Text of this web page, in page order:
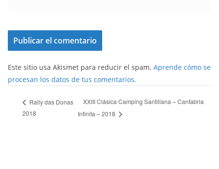
Este sitio usa Akismet para reducir el spam. Aprende cómo se
procesan los datos de tus comentarios.
Rally das Donas
2018
XXIII Clásica Camping Santillana – Cantabria
Infinita – 2018